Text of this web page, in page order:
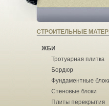
СТРОИТЕЛЬНЫЕ
ЖБИ
Тротуарная плитка
Бордюр
Фундаментные
Стеновые блоки
Плиты перекрытия